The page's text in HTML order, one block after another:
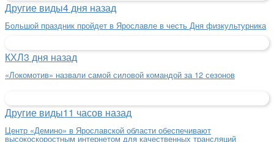
Другие виды4 дня назад
Большой праздник пройдет в Ярославле в честь Дня физкультурника
КХЛ3 дня назад
«Локомотив» назвали самой силовой командой за 12 сезонов
Другие виды11 часов назад
Центр «Демино» в Ярославской области обеспечивают
высокоскоростным интернетом для качественных трансляций